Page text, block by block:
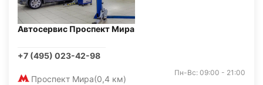
Автосервис Проспект Мира
+7 (495) 023-42-98
Проспект Мира(0,4 км)
Пн-Вс: 09:00 - 21:00